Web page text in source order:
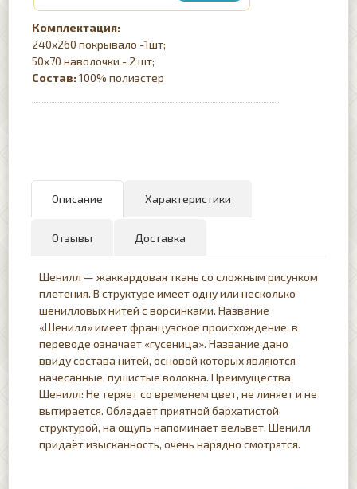
Комплектация:
240х260 покрывало -1шт;
50х70 наволочки - 2 шт;
Состав: 100% полиэстер
Описание Характеристики
Отзывы Доставка
Шенилл — жаккардовая ткань со сложным рисунком
плетения. В структуре имеет одну или несколько
шенилловых нитей с ворсинками. Название
«Шенилл» имеет французское происхождение, в
переводе означает «гусеница». Название дано
ввиду состава нитей, основой которых являются
начесанные, пушистые волокна. Преимущества
Шенилл: Не теряет со временем цвет, не линяет и не
вытирается. Обладает приятной бархатистой
структурой, на ощупь напоминает вельвет. Шенилл
придаёт изысканность, очень нарядно смотрятся.